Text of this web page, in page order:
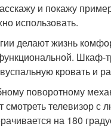
и покажу
использовать.
делают жизнь
Шкаф-
кровать и
поворотному
смотреть телевизор с
на 180